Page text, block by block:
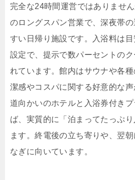
完全な24時間運営ではありませ
のロングスパン営業で、深夜帯
すい日帰り施設です。入浴料は
設定で、提示で数パーセントの
れています。館内はサウナや各
潔感やコスパに関する好意的な声
道向かいのホテルと入浴券付き
ば、実質的に「泊まってたっぷ
ます。終電後の立ち寄りや、翌
なぎに向いています。